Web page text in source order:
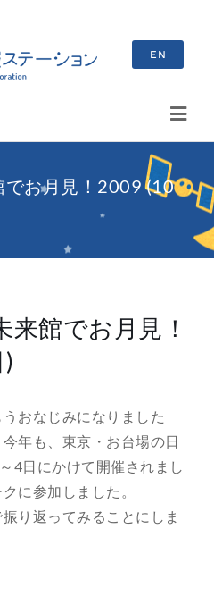
EN
お月見！2009 (10
館でお月見！
おなじみになりました
年も、東京・お台場の日
4日にかけて開催されまし
に参加しました。
り返ってみることにしま